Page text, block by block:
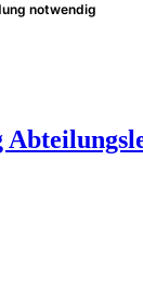
notwendig